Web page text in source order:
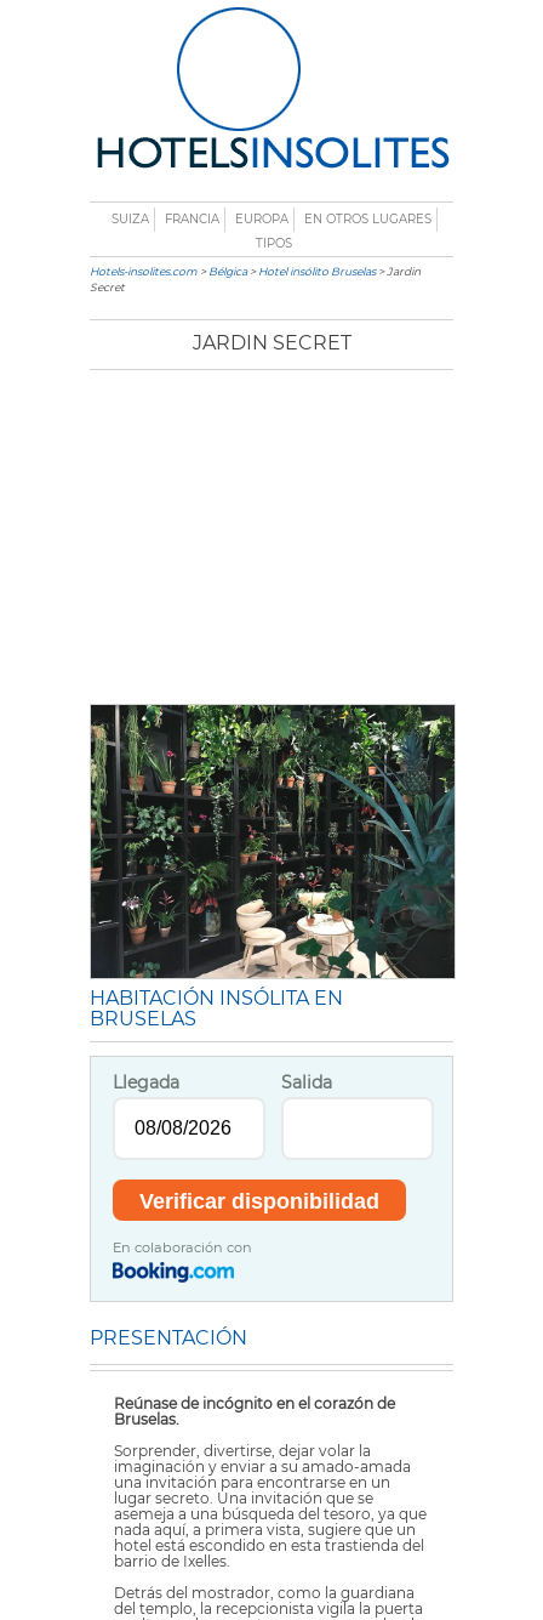
SUIZA FRANCIA EUROPA
EN OTROS LUGARES
TIPOS
Hotels-insolites.com >Bélgica>Hotel insólito Bruselas> Jardin
Secret
JARDIN SECRET
HABITACIÓN INSÓLITA EN
BRUSELAS
Llegada Salida
En colaboración con
PRESENTACIÓN
Reúnase de incógnito en el corazón de
Bruselas.
Sorprender, divertirse, dejar volar la
imaginación y enviar a su amado-amada
una invitación para encontrarse en un
lugar secreto. Una invitación que se
asemeja a una búsqueda del tesoro, ya que
nada aquí, a primera vista, sugiere que un
hotel está escondido en esta trastienda del
barrio de Ixelles.
Detrás del mostrador, como la guardiana
del templo, la recepcionista vigila la puerta